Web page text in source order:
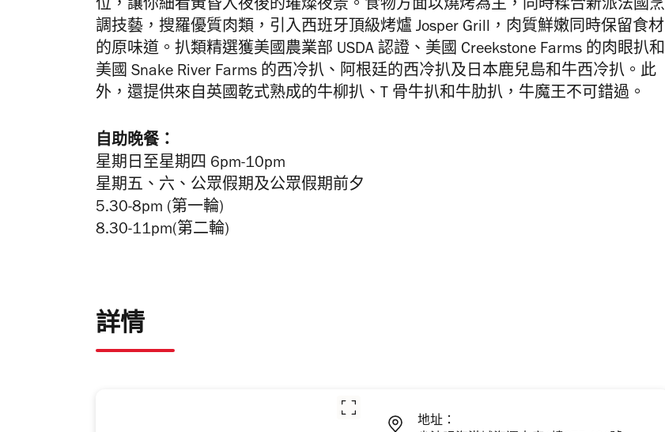
位，讓你細看黃昏入夜後的璀燦夜景。食物方面以燒烤為主，同時糅合新派法國烹
調技藝， 搜羅優質肉類， 引入西班牙頂級烤爐 Josper Grill，肉質鮮嫩同時保留食材
的原味道。扒類精選獲美國農業部 USDA 認證、美國 Creekstone Farms 的肉眼扒和
美國 Snake River Farms 的西冷扒、阿根廷的西冷扒及日本鹿兒島和牛西冷扒。 此
外，還提供來自英國乾式熟成的牛柳扒、T 骨牛扒和牛肋扒，牛魔王不可錯過。
自助晚餐：
星期日至星期四 6pm-10pm
星期五、六、公眾假期及公眾假期前夕
5.30-8pm (第一輪)
8.30-11pm(第二輪)
詳情
地址：